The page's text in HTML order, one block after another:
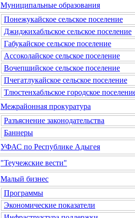
Муниципальные образования
Понежукайское сельское поселение
Джиджихабльское сельское поселение
Габукайское сельское поселение
Ассоколайское сельское поселение
Вочепшийское сельское поселение
Пчегатлукайское сельское поселение
Тлюстенхабльское городское
Межрайонная прокуратура
Разъяснение законодательства
Баннеры
УФАС по Республике Адыгея
"Теучежские вести"
Малый бизнес
Программы
Экономические показатели